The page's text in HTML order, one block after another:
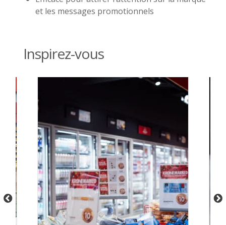
et les messages promotionnels
Inspirez-vous